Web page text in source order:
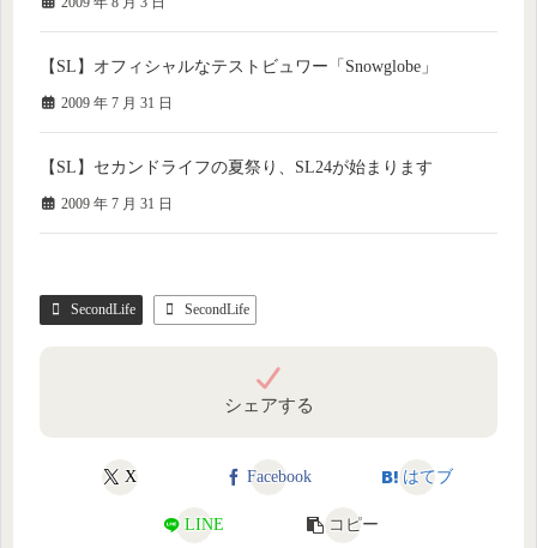
【SL】オフィシャルなテストビュワー「Snowglobe」
2009 年 7 月 31 日
【SL】セカンドライフの夏祭り、SL24が始まります
2009 年 7 月 31 日
SecondLife SecondLife
シェアする
X Facebook はてブ
LINE コピー